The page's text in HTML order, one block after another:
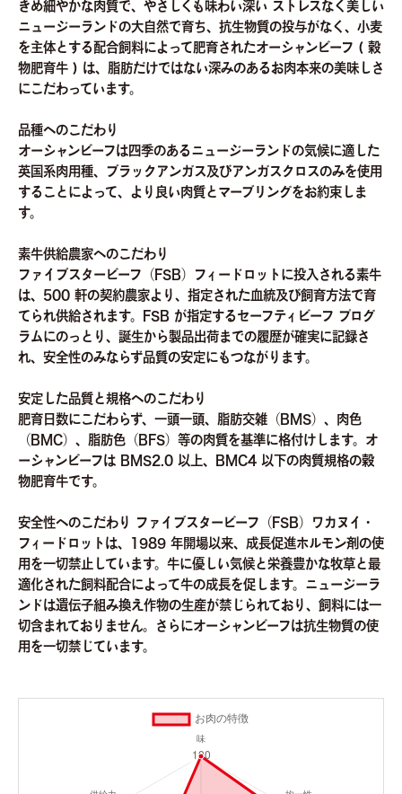
きめ細やかな肉質で、やさしくも味わい深い ストレスなく美しい
ニュージーランドの大自然で育ち、抗生物質の投与がなく、小麦
を主体とする配合飼料によって肥育されたオーシャンビーフ ( 穀
物肥育牛 ) は、脂肪だけではない深みのあるお肉本来の美味しさ
にこだわっています。
品種へのこだわり
オーシャンビーフは四季のあるニュージーランドの気候に適した
英国系肉用種、ブラックアンガス及びアンガスクロスのみを使用
することによって、より良い肉質とマーブリングをお約束しま
す。
素牛供給農家へのこだわり
ファイブスタービーフ（FSB）フィードロットに投入される素牛
は、500 軒の契約農家より、指定された血統及び飼育方法で育
てられ供給されます。FSB が指定するセーフティビーフ プログ
ラムにのっとり、誕生から製品出荷までの履歴が確実に記録さ
れ、安全性のみならず品質の安定にもつながります。
安定した品質と規格へのこだわり
肥育日数にこだわらず、一頭一頭、脂肪交雑（BMS）、肉色
（BMC）、脂肪色（BFS）等の肉質を基準に格付けします。オ
ーシャンビーフは BMS2.0 以上、BMC4 以下の肉質規格の穀
物肥育牛です。
安全性へのこだわり ファイブスタービーフ（FSB）ワカヌイ・
フィードロットは、1989 年開場以来、成長促進ホルモン剤の使
用を一切禁止しています。牛に優しい気候と栄養豊かな牧草と最
適化された飼料配合によって牛の成長を促します。ニュージーラ
ンドは遺伝子組み換え作物の生産が禁じられており、飼料には一
切含まれておりません。さらにオーシャンビーフは抗生物質の使
用を一切禁じています。